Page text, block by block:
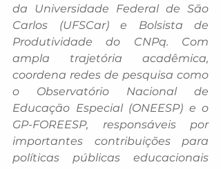
da Universidade Federal de São
Carlos (UFSCar) e Bolsista de
Produtividade do CNPq. Com
ampla trajetória acadêmica,
coordena redes de pesquisa como
o Observatório Nacional de
Educação Especial (ONEESP) e o
GP-FOREESP, responsáveis por
importantes contribuições para
políticas públicas educacionais